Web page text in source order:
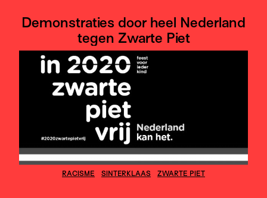
Demonstraties door heel Nederland
tegen Zwarte Piet
RACISME SINTERKLAAS ZWARTE PIET